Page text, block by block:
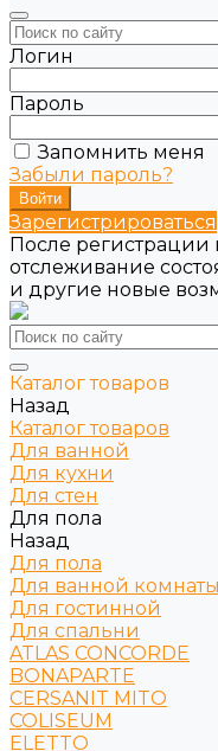
Логин
Пароль
Запомнить меня
Забыли пароль?
Зарегистрироваться
После регистрации
отслеживание
и другие новые
Каталог товаров
Назад
Каталог товаров
Для ванной
Для кухни
Для стен
Для пола
Назад
Для пола
Для ванной комнаты
Для гостинной
Для спальни
ATLAS CONCORDE
BONAPARTE
CERSANIT MITO
COLISEUM
ELETTO